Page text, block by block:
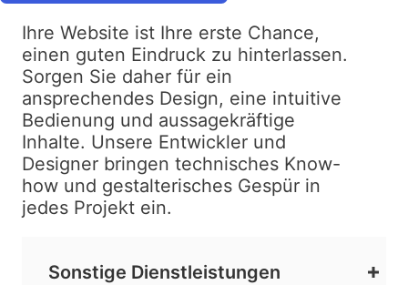
Ihre Website ist Ihre erste Chance,
einen guten Eindruck zu hinterlassen.
Sorgen Sie daher für ein
ansprechendes Design, eine intuitive
Bedienung und aussagekräftige
Inhalte. Unsere Entwickler und
Designer bringen technisches Know-
how und gestalterisches Gespür in
jedes Projekt ein.
Sonstige Dienstleistungen